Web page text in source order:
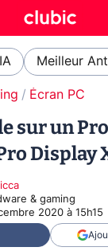
IA Meilleur
Écran PC
sur un
Display
& gaming
2020 à 15h15